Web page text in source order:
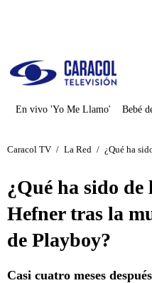
En vivo 'Yo Me Llamo' Bebé
Caracol TV / La Red / ¿Qué ha
¿Qué ha sido
Hefner tras la
de Playboy?
Casi cuatro meses